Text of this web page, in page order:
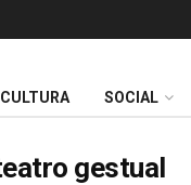
CULTURA SOCIAL
gestual